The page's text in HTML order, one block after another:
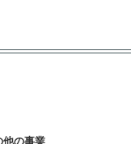
他の事業